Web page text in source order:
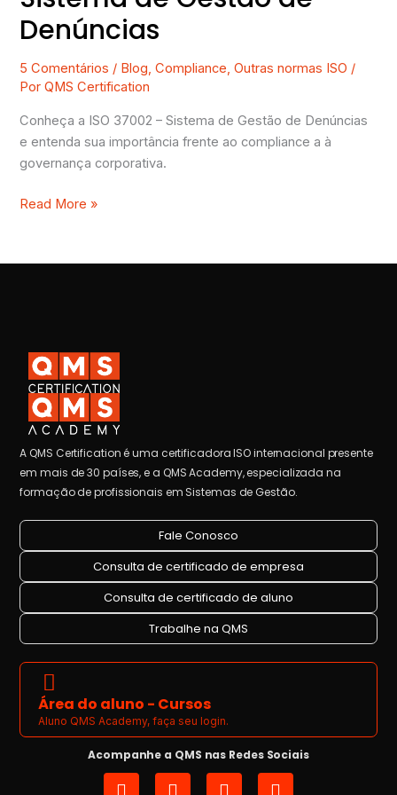
Denúncias
5 Comentários / Blog,Compliance,Outras normas ISO /
PorQMS Certification
Conheça a ISO 37002 – Sistema de Gestão de Denúncias
e entenda sua importância frente ao compliance a à
governança corporativa.
Read More »
A QMS Certification é uma certificadora ISO internacional presente
em mais de 30 países, e a QMS Academy, especializada na
formação de profissionais em Sistemas de Gestão.
Fale Conosco
Consulta de certificado de empresa
Consulta de certificado de aluno
Trabalhe na QMS
Área do aluno - Cursos
Aluno QMS Academy, faça seu login.
Acompanhe a QMS nas Redes Sociais
I
L
Y
F